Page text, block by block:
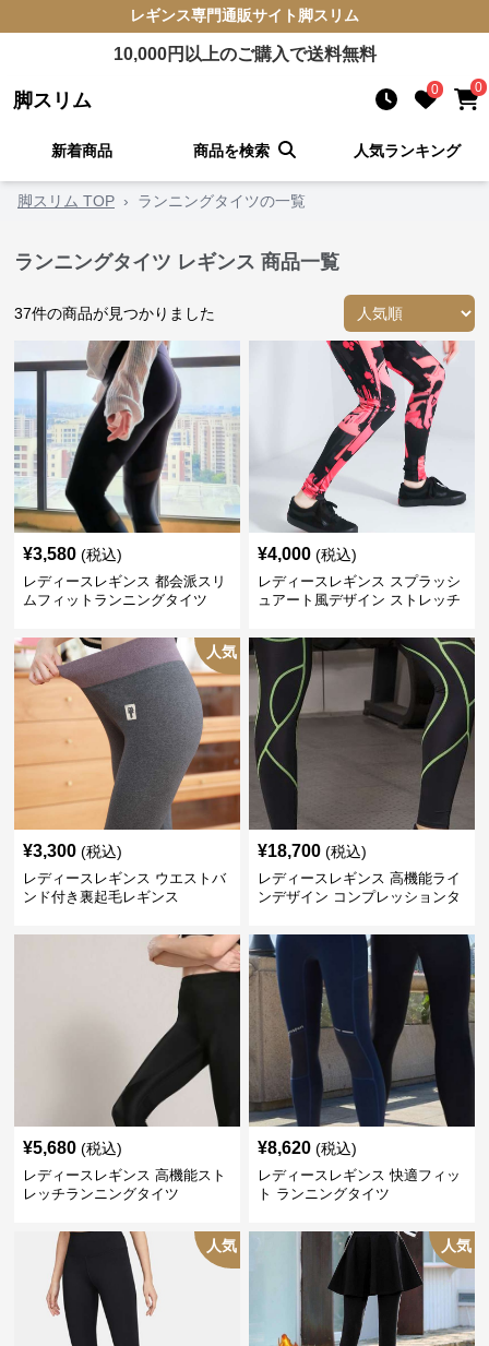
レギンス専門通販サイト 脚スリム
10,000円以上のご購入で送料無料
脚スリム 0 0
新着商品 商品を検索 人気ランキング
脚スリム TOP › ランニングタイツの一覧
ランニングタイツ レギンス 商品一覧
37件の商品が見つかりました
¥3,580 (税込)
レディースレギンス 都会派スリ
ムフィットランニングタイツ
¥4,000 (税込)
レディースレギンス スプラッシ
ュアート風デザイン ストレッチ
人気
¥3,300 (税込)
レディースレギンス ウエストバ
ンド付き裏起毛レギンス
¥18,700 (税込)
レディースレギンス 高機能ライ
ンデザイン コンプレッションタ
¥5,680 (税込)
レディースレギンス 高機能スト
レッチランニングタイツ
¥8,620 (税込)
レディースレギンス 快適フィッ
ト ランニングタイツ
人気 人気